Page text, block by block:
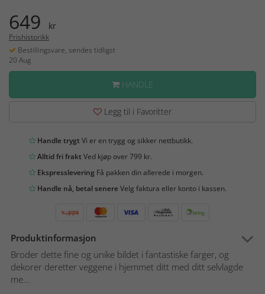
649 kr
Prishistorikk
Bestillingsvare, sendes tidligst
20 Aug
HANDLE
Legg til i Favoritter
Handle trygtVi er en trygg og sikker nettbutikk.
Alltid fri fraktVed kjøp over 799 kr.
Ekspresslevering Få pakken din allerede i morgen.
Handle nå, betal senereVelg faktura eller konto i kassen.
Produktinformasjon
Broder dette fine og unike bildet i fantastiske farger, og
dekorer deretter veggene i hjemmet ditt med ditt selvlagde
me...